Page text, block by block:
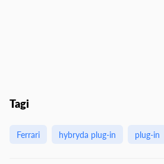
Tagi
Ferrari hybryda plug-in plug-in